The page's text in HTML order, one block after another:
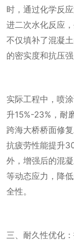
时，通过化学反
进二次水化反应
不仅填补了混凝
的密实度和抗压强
实际工程中，喷
升15%-23%，耐
跨海大桥桥面修
抗疲劳性能提升
外，增强后的混
等动态应力，降
全性。
三、耐久性优化